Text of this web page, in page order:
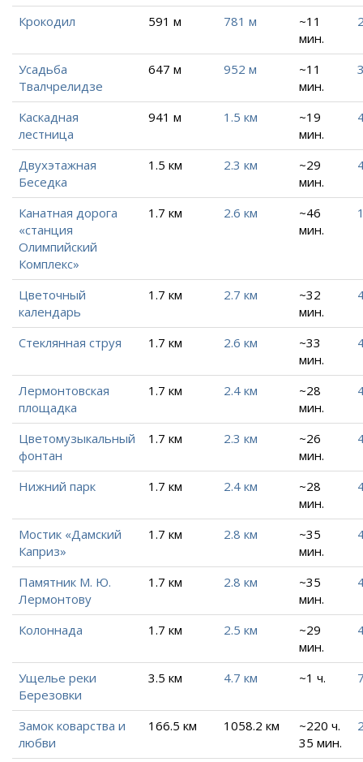
Крокодил 591 м 781 м
~11
мин.
Усадьба
Твалчрелидзе
647 м 952 м
~11
мин.
Каскадная
лестница
941 м 1.5 км
~19
мин.
Двухэтажная
Беседка
1.5 км 2.3 км
~29
мин.
Канатная дорога
«станция
Олимпийский
Комплекс»
1.7 км 2.6 км
~46
мин.
Цветочный
календарь
1.7 км 2.7 км
~32
мин.
Стеклянная струя 1.7 км 2.6 км
~33
мин.
Лермонтовская
площадка
1.7 км 2.4 км
~28
мин.
Цветомузыкальный
фонтан
1.7 км 2.3 км
~26
мин.
Нижний парк 1.7 км 2.4 км
~28
мин.
Мостик «Дамский
Каприз»
1.7 км 2.8 км
~35
мин.
Памятник М. Ю.
Лермонтову
1.7 км 2.8 км
~35
мин.
Колоннада 1.7 км 2.5 км
~29
мин.
Ущелье реки
Березовки
3.5 км 4.7 км ~1 ч.
Замок коварства и
любви
166.5 км 1058.2 км
~220 ч.
35 мин.